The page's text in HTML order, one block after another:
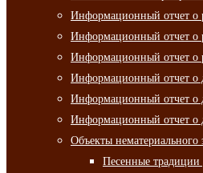
Информационный отчет
Информационный отчет
Информационный отчет
Информационный отчет о
Информационный отчет о
Информационный отчет о
Объекты нематериального
Песенные традиции